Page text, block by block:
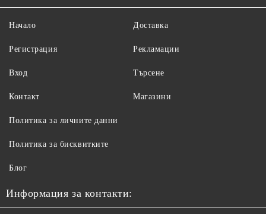
Начало
Регистрация
Вход
Контакт
Доставка
Рекламации
Търсене
Магазини
Политика за личните данни
Политика за бисквитките
Блог
Информация за контакти: